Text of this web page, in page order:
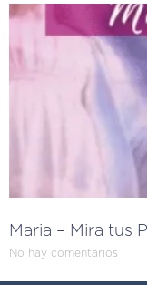
Maria – Mira tus
No hay comentarios